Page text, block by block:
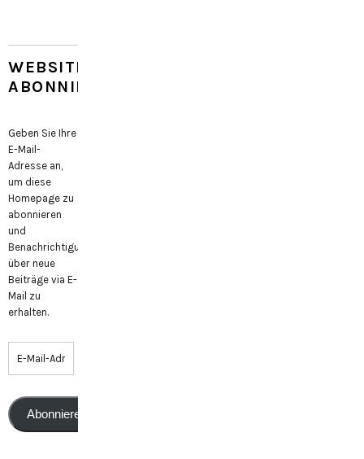
WEBSITE
ABONNIEREN
Geben Sie Ihre
E-Mail-
Adresse an,
um diese
Homepage zu
abonnieren
und
Benachrichtigungen
über neue
Beiträge via E-
Mail zu
erhalten.
Abonnieren